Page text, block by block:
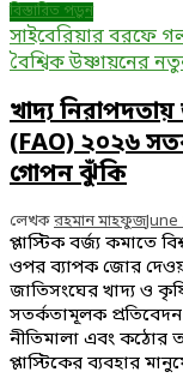
বিস্তারিত পড়ুন
সাইবেরিয়ার বরফে
বৈশ্বিক উষ্ণায়নের
খাদ্য
(FAO) ২০২৬
গোপন ঝুঁকি
লেখকরহমান মাহফুজJune
প্লাস্টিক বর্জ্য কমাতে
ওপর ব্যাপক জোর
জাতিসংঘের খাদ্য ও
সতর্কতামূলক
নীতিমালা এবং কঠোর
প্লাস্টিকের ব্যবহার